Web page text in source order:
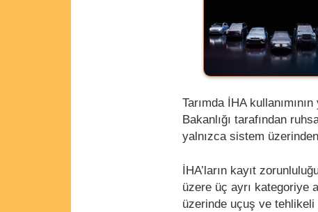
Tarımda İHA
Bakanlığı tarafından
yalnızca sistem
İHA’ların kayıt
üzere üç ayrı kategoriye
üzerinde uçuş ve tehlikeli